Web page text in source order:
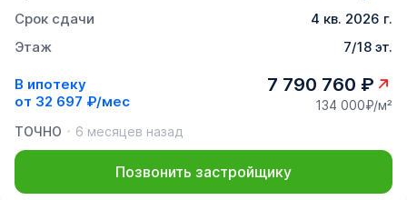
Срок сдачи
4 кв. 2026 г.
Этаж
7/18 эт.
В ипотеку
от 32 697 ₽/мес
7 790 760 ₽
134 000₽/м²
ТОЧНО
6 месяцев назад
Позвонить застройщику